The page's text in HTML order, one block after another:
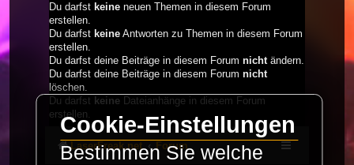
Du darfst keine neuen Themen in diesem Forum
erstellen.
Du darfst keine Antworten zu Themen in diesem Forum
erstellen.
Du darfst deine Beiträge in diesem Forum nichtändern.
Du darfst deine Beiträge in diesem Forum nicht
löschen.
Du darfst keine Dateianhänge in diesem Forum
erstellen.
LaserFreak.net Forum
Cookie-Einstellungen
Bestimmen Sie welche